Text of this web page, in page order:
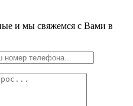
и мы свяжемся с Вами в